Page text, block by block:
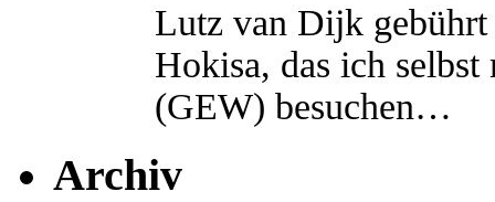
Lutz van Dijk
Hokisa, das ich
(GEW) besuchen…
Archiv